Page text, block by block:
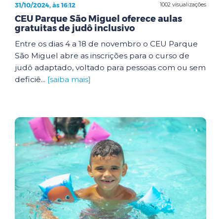
1002 visualizações
31/10/2024, às 16:12
CEU Parque São Miguel oferece aulas
gratuitas de judô inclusivo
Entre os dias 4 a 18 de novembro o CEU Parque
São Miguel abre as inscrições para o curso de
judô adaptado, voltado para pessoas com ou sem
deficiê... [saiba mais]